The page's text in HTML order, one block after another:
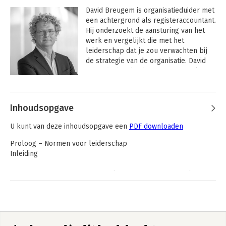
David Breugem is organisatieduider met
een achtergrond als registeraccountant.
Hij onderzoekt de aansturing van het
werk en vergelijkt die met het
leiderschap dat je zou verwachten bij
de strategie van de organisatie. David
de inrichting van leiderschapsrollen,
monitoringsinstrumenten.
Een belangrijk deel van zijn loopbaan
als hrm-strateeg en
organisatieadviseur. In ruim 35 jaar
ervaring opgedaan met een grote
Inhoudsopgave
U kunt van deze inhoudsopgave een PDF downloaden
Proloog – Normen voor leiderschap
Inleiding
2. Een ruimere kijk op leiderschap
Deel 1: Waarom elke strategie tot organisatorische uitdagingen
leidt